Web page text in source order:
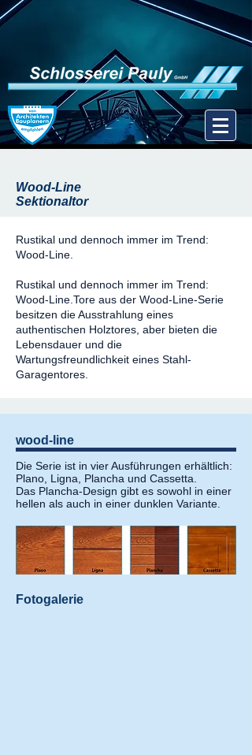
Wood-Line
Sektionaltor
Rustikal und dennoch immer im Trend:
Wood-Line.
Rustikal und dennoch immer im Trend:
Wood-Line.Tore aus der Wood-Line-Serie
besitzen die Ausstrahlung eines
authentischen Holztores, aber bieten die
Lebensdauer und die
Wartungsfreundlichkeit eines Stahl-
Garagentores.​
wood-line
Die Serie ist in vier Ausführungen erhältlich:
Plano, Ligna, Plancha und Cassetta.
Das Plancha-Design gibt es sowohl in einer
hellen als auch in einer dunklen Variante.
Fotogalerie